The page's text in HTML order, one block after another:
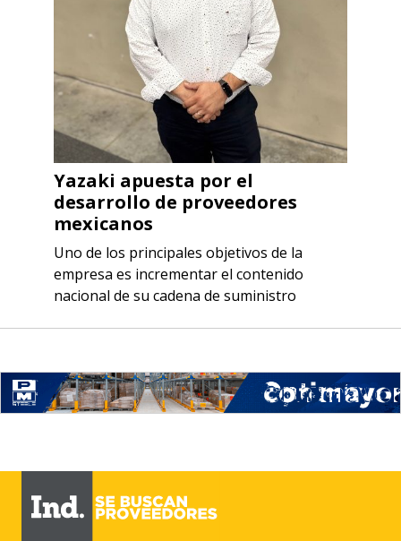
Yazaki apuesta por el
desarrollo de proveedores
mexicanos
Uno de los principales objetivos de la
empresa es incrementar el contenido
nacional de su cadena de suministro